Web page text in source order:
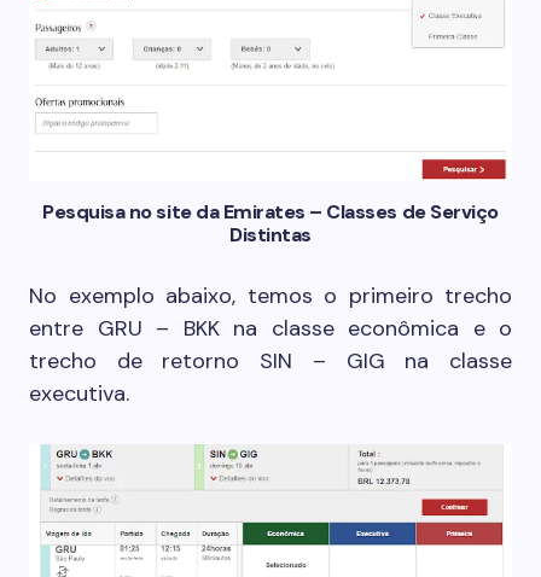
Pesquisa no site da Emirates – Classes de Serviço
Distintas
No exemplo abaixo, temos o primeiro trecho
entre GRU – BKK na classe econômica e o
trecho de retorno SIN – GIG na classe
executiva.